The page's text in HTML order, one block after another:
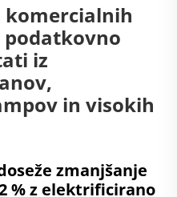
komercialnih
iz
in visokih
zmanjšanje
% z elektrificirano